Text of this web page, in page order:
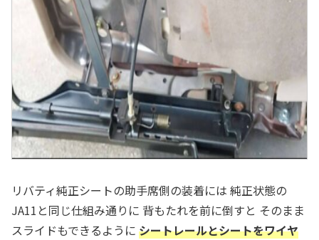
リバティ純正シートの助手席側の装着には 純正状態の
JA11と同じ仕組み通りに 背もたれを前に倒すと そのまま
スライドもできるように シートレールとシートをワイヤ